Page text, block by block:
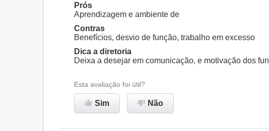
Ambiente de trabalho
Recomenda esta empresa
Prós
Aprendizagem e ambiente de
Contras
Benefícios, desvio de função, trabalho em excesso
Dica a diretoria
Deixa a desejar em comunicação, e motivação dos fun
Esta avaliação foi útil?
Sim Não